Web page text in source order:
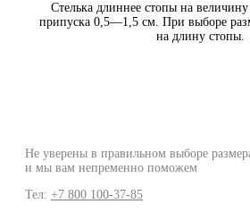
Стелька длиннее стопы на
припуска 0,5—1,5 см. При выборе
на длину стопы.
Не уверены в правильном выборе
и мы вам непременно поможем
Тел: +7 800 100-37-85